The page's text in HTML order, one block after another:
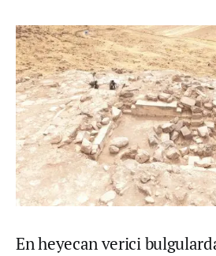
En heyecan verici